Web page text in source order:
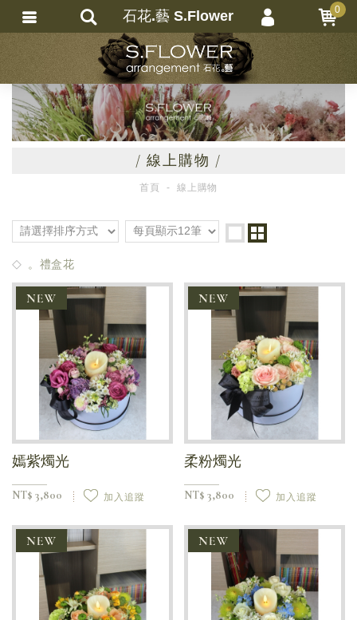
/ 線上購物 /
首頁 線上購物
。禮盒花
嫣紫燭光
NT$ 3,800 加入追蹤
柔粉燭光
NT$ 3,800 加入追蹤
石花.藝 S.Flower 0
會員登入
會員註冊
忘記密碼
訂單查詢
追蹤清單
繁體中文